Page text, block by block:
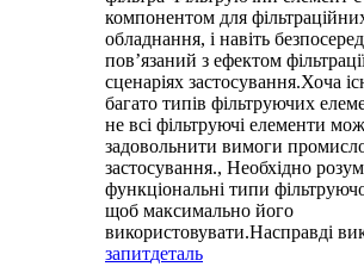
компонентом для
обладнання, і навіть
пов’язаний з ефектом
сценаріях застосування.Хоча
багато типів фільтруючих
не всі фільтруючі елементи
задовольнити вимоги
застосування., Необхідно
функціональні типи
щоб максимально його
використовувати.Насправді
запитдеталь